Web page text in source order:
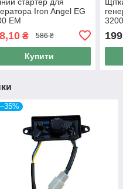
Iron Angel EG
EM
₴ 586 ₴
Купити
199
–35%